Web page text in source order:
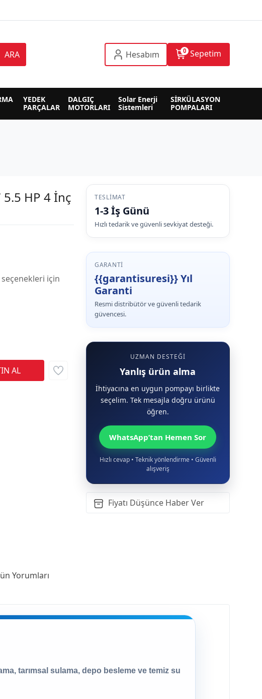
ARA Hesabım 0 Sepetim
YEDEK
PARÇALAR
DALGIÇ
MOTORLARI
Solar Enerji
Sistemleri
SİRKÜLASYON
POMPALARI
HP 4 İnç
için
TESLIMAT
1-3 İş Günü
Hızlı tedarik ve güvenli sevkiyat desteği.
GARANTI
{{garantisuresi}} Yıl
Garanti
Resmi distribütör ve güvenli tedarik
güvencesi.
UZMAN DESTEĞI
Yanlış ürün alma
İhtiyacına en uygun pompayı birlikte
seçelim. Tek mesajla doğru ürünü
öğren.
WhatsApp’tan Hemen Sor
Hızlı cevap • Teknik yönlendirme • Güvenli
alışveriş
Fiyatı Düşünce Haber Ver
Yorumları
tarımsal sulama, depo besleme ve temiz su